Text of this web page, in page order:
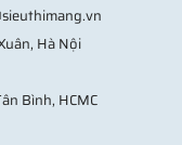
Hà Nội
Bình, HCMC